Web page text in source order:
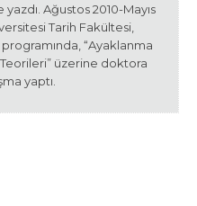
Ağustos 2010-Mayıs
Tarih Fakültesi,
“Ayaklanma
üzerine doktora
yaptı.